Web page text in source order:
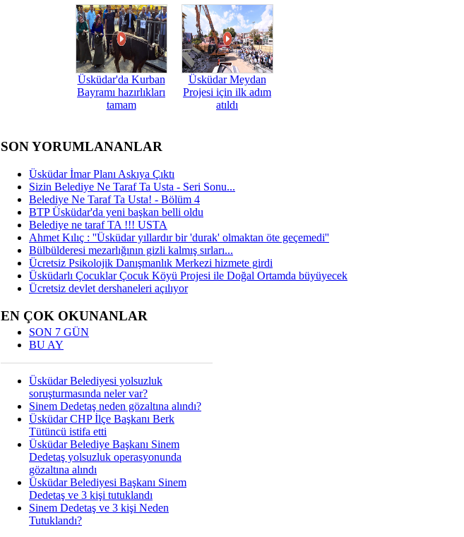
Üsküdar'da Kurban
Bayramı hazırlıkları
tamam
Üsküdar Meydan
Projesi için ilk adım
atıldı
SON YORUMLANANLAR
Üsküdar İmar Planı Askıya Çıktı
Sizin Belediye Ne Taraf Ta Usta - Seri Sonu...
Belediye Ne Taraf Ta Usta! - Bölüm 4
BTP Üsküdar'da yeni başkan belli oldu
Belediye ne taraf TA !!! USTA
Ahmet Kılıç : ''Üsküdar yıllardır bir 'durak' olmaktan öte geçemedi''
Bülbülderesi mezarlığının gizli kalmış sırları...
Ücretsiz Psikolojik Danışmanlık Merkezi hizmete girdi
Üsküdarlı Çocuklar Çocuk Köyü Projesi ile Doğal Ortamda büyüyecek
Ücretsiz devlet dershaneleri açılıyor
EN ÇOK OKUNANLAR
SON 7 GÜN
BU AY
Üsküdar Belediyesi yolsuzluk
soruşturmasında neler var?
Sinem Dedetaş neden gözaltına alındı?
Üsküdar CHP İlçe Başkanı Berk
Tütüncü istifa etti
Üsküdar Belediye Başkanı Sinem
Dedetaş yolsuzluk operasyonunda
gözaltına alındı
Üsküdar Belediyesi Başkanı Sinem
Dedetaş ve 3 kişi tutuklandı
Sinem Dedetaş ve 3 kişi Neden
Tutuklandı?